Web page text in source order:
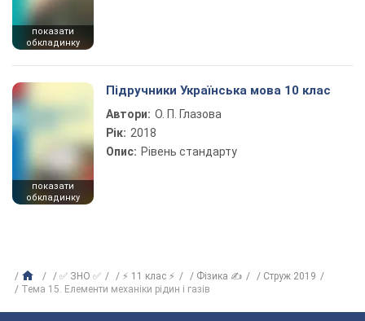
показати
обкладинку
показати
обкладинку
Підручники Українська мова 10 клас
Автори: О. П. Глазова
Рік: 2018
Опис: Рівень стандарту
✅ ЗНО ✅ ⚡ 11 клас ⚡ Фізика ✍
Струж 2019
Тема 15. Елементи механіки рідин і газів